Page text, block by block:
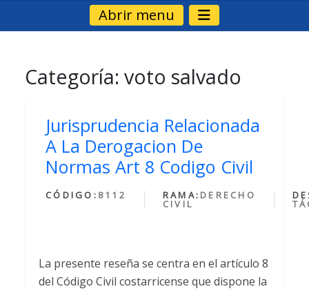
Abrir menu
Categoría: voto salvado
Jurisprudencia Relacionada
A La Derogacion De
Normas Art 8 Codigo Civil
CÓDIGO: 8112 RAMA: DERECHO
CIVIL
La presente reseña se centra en el artículo 8
del Código Civil costarricense que dispone la